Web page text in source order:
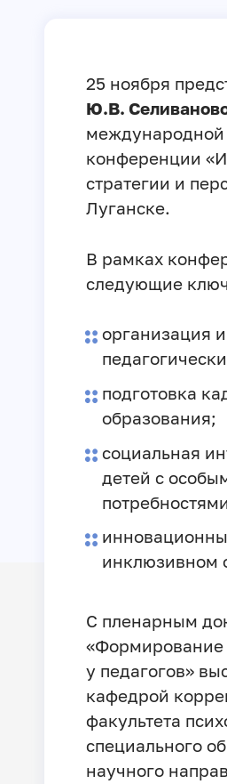
25 ноября
Ю.В.
международной
конференции
стратегии и
Луганске.
В рамках
следующие
организация
подготовка
образования;
социальная
детей с
инклюзивном
С пленарным
«Формирование
у педагогов»
кафедрой
факультета
специального
научного